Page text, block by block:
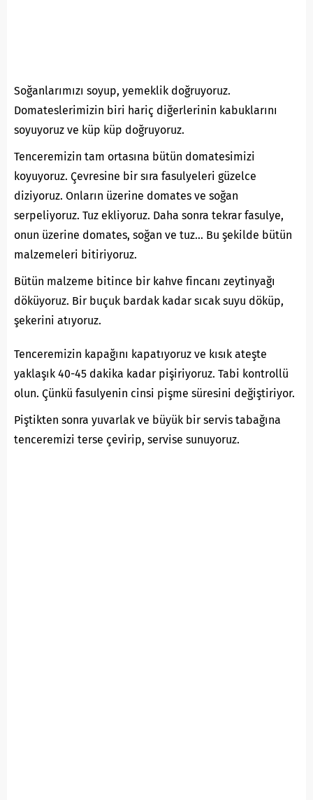
Soğanlarımızı soyup, yemeklik doğruyoruz.
Domateslerimizin biri hariç diğerlerinin kabuklarını
soyuyoruz ve küp küp doğruyoruz.
Tenceremizin tam ortasına bütün domatesimizi
koyuyoruz. Çevresine bir sıra fasulyeleri güzelce
diziyoruz. Onların üzerine domates ve soğan
serpeliyoruz. Tuz ekliyoruz. Daha sonra tekrar fasulye,
onun üzerine domates, soğan ve tuz… Bu şekilde bütün
malzemeleri bitiriyoruz.
Bütün malzeme bitince bir kahve fincanı zeytinyağı
döküyoruz. Bir buçuk bardak kadar sıcak suyu döküp,
şekerini atıyoruz.
Tenceremizin kapağını kapatıyoruz ve kısık ateşte
yaklaşık 40-45 dakika kadar pişiriyoruz. Tabi kontrollü
olun. Çünkü fasulyenin cinsi pişme süresini değiştiriyor.
Piştikten sonra yuvarlak ve büyük bir servis tabağına
tenceremizi terse çevirip, servise sunuyoruz.